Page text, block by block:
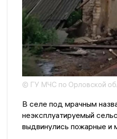
© ГУ МЧС по Орловской
В селе под мрачным
неэксплуатируемый
выдвинулись пожарные и